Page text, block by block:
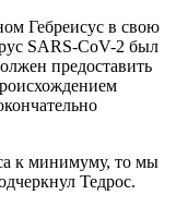
Гебреисус в свою
SARS-CoV-2 был
предоставить
к минимуму, то мы
Тедрос.